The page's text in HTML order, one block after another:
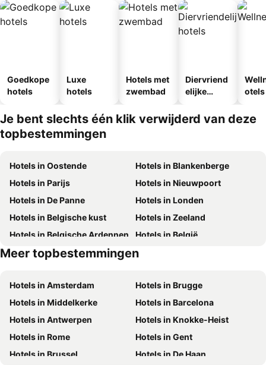
Goedkope
hotels
Luxe
hotels
Hotels met
zwembad
Diervriend
elijke
otels
Je bent slechts één klik verwijderd van deze
topbestemmingen
Hotels in Oostende
Hotels in Blankenberge
Hotels in Parijs
Hotels in Nieuwpoort
Hotels in De Panne
Hotels in Londen
Hotels in Belgische kust
Hotels in Zeeland
Hotels in Belgische Ardennen
Hotels in België
Hotels in Mallorca
Hotels in Spanje
Meer topbestemmingen
Hotels in Amsterdam
Hotels in Brugge
Hotels in Middelkerke
Hotels in Barcelona
Hotels in Antwerpen
Hotels in Knokke-Heist
Hotels in Rome
Hotels in Gent
Hotels in Brussel
Hotels in De Haan